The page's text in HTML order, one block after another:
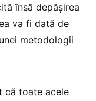
însă depășirea
va fi dată de
metodologii
că toate acele